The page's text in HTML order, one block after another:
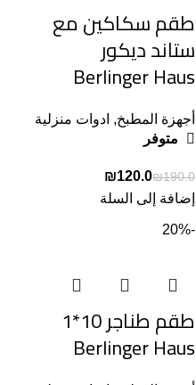
طقم سكاكين مع
ستاند ديكور
Berlinger Haus
أجهزة المطبخ, ادوات منزلية
متوفر
₪190.0
₪120.0
إضافة إلى السلة
-20%
طقم طناجر 10*1
Berlinger Haus